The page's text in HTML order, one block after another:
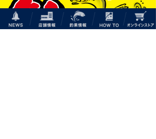
NEWS 店舗情報 釣果情報 HOW TO